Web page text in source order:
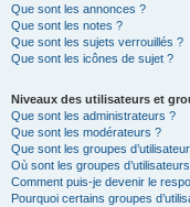
Que sont les annonces ?
Que sont les notes ?
Que sont les sujets verrouillés ?
Que sont les icônes de sujet ?
Niveaux des utilisateurs et
Que sont les administrateurs ?
Que sont les modérateurs ?
Que sont les groupes
Où sont les groupes
Comment puis-je devenir le
Pourquoi certains groupes